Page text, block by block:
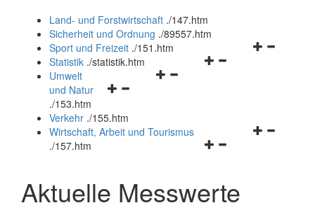
und
schließen
Land- und Forstwirtschaft ./147.htm
Sicherheit und Ordnung ./89557.htm
Navigationsmenü
Sport und Freizeit ./151.htm
Navigationsmenü
Statistik ./statistik.htm
Navigationsmenü
und
schließen
Umwelt
und Natur
./153.htm
Verkehr ./155.htm
Navigationsmenü
schließen
Wirtschaft, Arbeit und Tourismus
./157.htm
Aktuelle Messwerte